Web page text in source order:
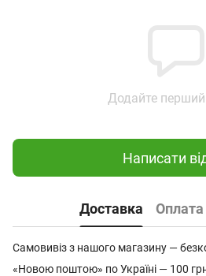
Додайте перший
Написати
Доставка Оплата
Самовивіз з нашого магазину —
«Новою поштою» по Україні — 100